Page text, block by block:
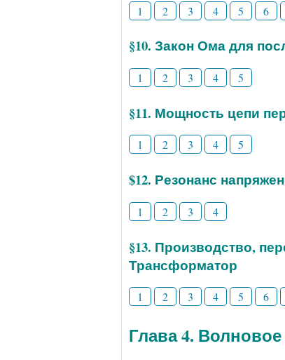
1 2 3 4 5 6
§10. Закон Ома для
1 2 3 4 5
§11. Мощность цепи
1 2 3 4 5
$12. Резонанс
1 2 3 4
§13. Производство,
Трансформатор
1 2 3 4 5 6
Глава 4.